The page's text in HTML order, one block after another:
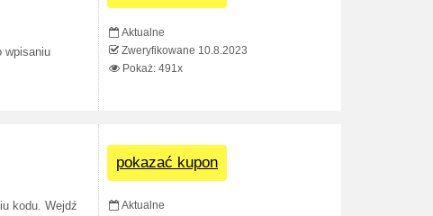
wpisaniu
Aktualne
Zweryfikowane 10.8.2023
Pokaż: 491x
kodu. Wejdź
pokazać kupon
Aktualne